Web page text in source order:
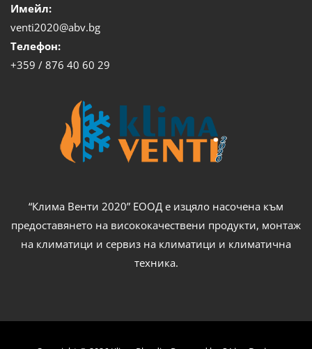
Имейл:
venti2020@abv.bg
Телефон:
+359 / 876 40 60 29
“Клима Венти 2020” ЕООД е изцяло насочена към
предоставянето на висококачествени продукти, монтаж
на климатици и сервиз на климатици и климатична
техника.